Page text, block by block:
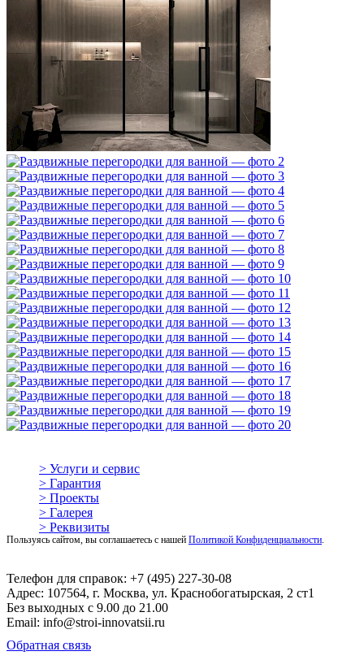
> Услуги и сервис
> Гарантия
> Проекты
> Галерея
> Реквизиты
Пользуясь сайтом, вы соглашаетесь с нашей Политикой Конфиденциальности.
Телефон для справок: +7 (495) 227-30-08
Адрес: 107564, г. Москва, ул. Краснобогатырская, 2 ст1
Без выходных с 9.00 до 21.00
Email: info@stroi-innovatsii.ru
Обратная связь